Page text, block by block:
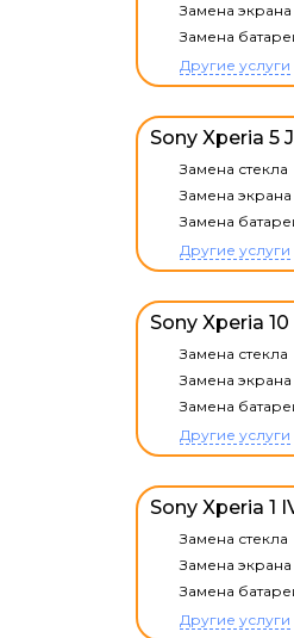
Замена экрана
Замена
Другие услуги
Sony Xperia 5
Замена стекла
Замена экрана
Замена
Другие услуги
Sony Xperia
Замена стекла
Замена экрана
Замена
Другие услуги
Sony Xperia 1
Замена стекла
Замена экрана
Замена
Другие услуги